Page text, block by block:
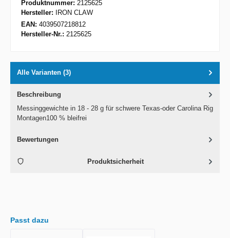
Produktnummer: 2125625
Hersteller:
IRON CLAW
EAN: 4039507218812
Hersteller-Nr.: 2125625
Alle Varianten (3)
Beschreibung
Messinggewichte in 18 - 28 g für schwere Texas-oder Carolina Rig
Montagen100 % bleifrei
Bewertungen
Produktsicherheit
Passt dazu